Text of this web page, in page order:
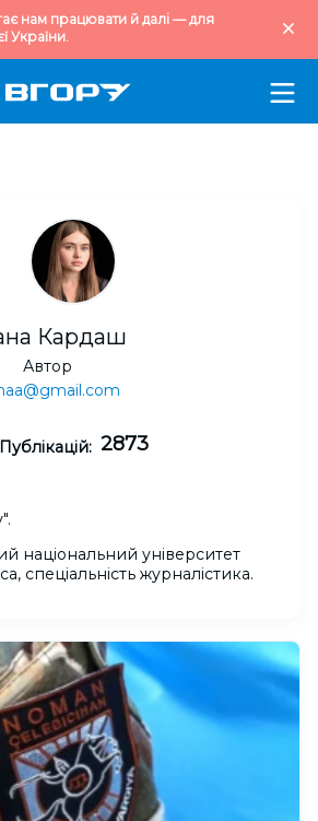
нам працювати й далі — для
України.
Кардаш
Автор
Публікацій: 2873
національний університет
спеціальність журналістика.